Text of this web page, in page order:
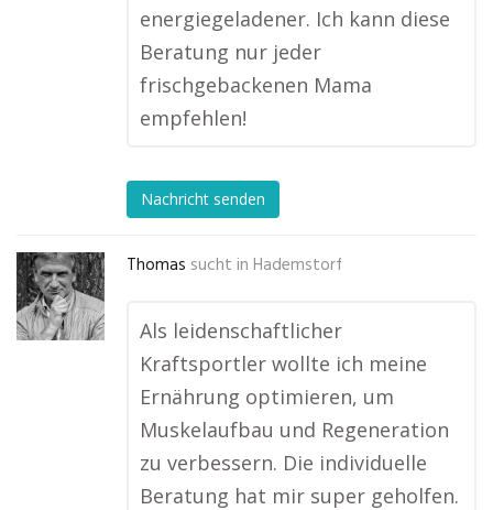
energiegeladener. Ich kann diese
Beratung nur jeder
frischgebackenen Mama
empfehlen!
Nachricht senden
Thomas sucht in Hademstorf
Als leidenschaftlicher
Kraftsportler wollte ich meine
Ernährung optimieren, um
Muskelaufbau und Regeneration
zu verbessern. Die individuelle
Beratung hat mir super geholfen.